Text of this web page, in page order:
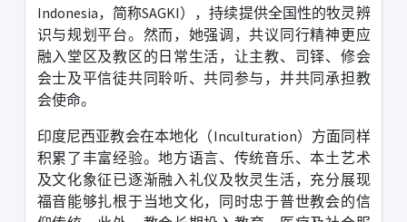
Indonesia，简称SAGKI），持续提供全国性的牧灵辨
识与规划平台。然而，她强调，共议同行精神更应
融入堂区及教区的日常生活，让主教、司铎、修会
会士及平信徒共同聆听、共同参与，并共同承担教
会使命。
印度尼西亚教会在本地化（Inculturation）方面同样
积累了丰富经验。地方语言、传统音乐、本土艺术
及文化象征已逐渐融入礼仪及牧灵生活，充分展现
福音能够扎根于当地文化，同时忠于普世教会的信